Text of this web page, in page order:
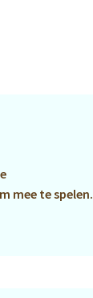
mee te spelen.